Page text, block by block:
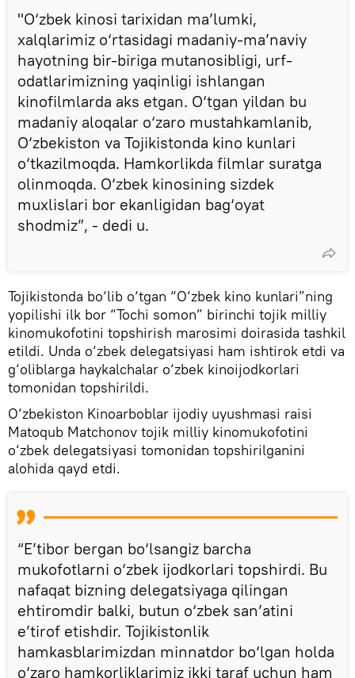
"O‘zbek kinosi tarixidan ma’lumki,
xalqlarimiz o‘rtasidagi madaniy-ma’naviy
hayotning bir-biriga mutanosibligi, urf-
odatlarimizning yaqinligi ishlangan
kinofilmlarda aks etgan. O‘tgan yildan bu
madaniy aloqalar o‘zaro mustahkamlanib,
O‘zbekiston va Tojikistonda kino kunlari
o‘tkazilmoqda. Hamkorlikda filmlar suratga
olinmoqda. O‘zbek kinosining sizdek
muxlislari bor ekanligidan bag‘oyat
shodmiz”, - dedi u.
Tojikistonda bo‘lib o‘tgan “O‘zbek kino kunlari”ning
yopilishi ilk bor “Tochi somon” birinchi tojik milliy
kinomukofotini topshirish marosimi doirasida tashkil
etildi. Unda o‘zbek delegatsiyasi ham ishtirok etdi va
g‘oliblarga haykalchalar o‘zbek kinoijodkorlari
tomonidan topshirildi.
O‘zbekiston Kinoarboblar ijodiy uyushmasi raisi
Matoqub Matchonov tojik milliy kinomukofotini
o‘zbek delegatsiyasi tomonidan topshirilganini
alohida qayd etdi.
“E’tibor bergan bo‘lsangiz barcha
mukofotlarni o‘zbek ijodkorlari topshirdi. Bu
nafaqat bizning delegatsiyaga qilingan
ehtiromdir balki, butun o‘zbek san’atini
e’tirof etishdir. Tojikistonlik
hamkasblarimizdan minnatdor bo‘lgan holda
o‘zaro hamkorliklarimiz ikki taraf uchun ham